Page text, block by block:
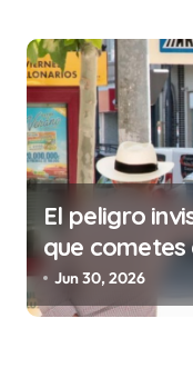
t
r
a
d
a
s
El peligro
que cometes
trabajo (y la
costar la
Jun 30, 2026